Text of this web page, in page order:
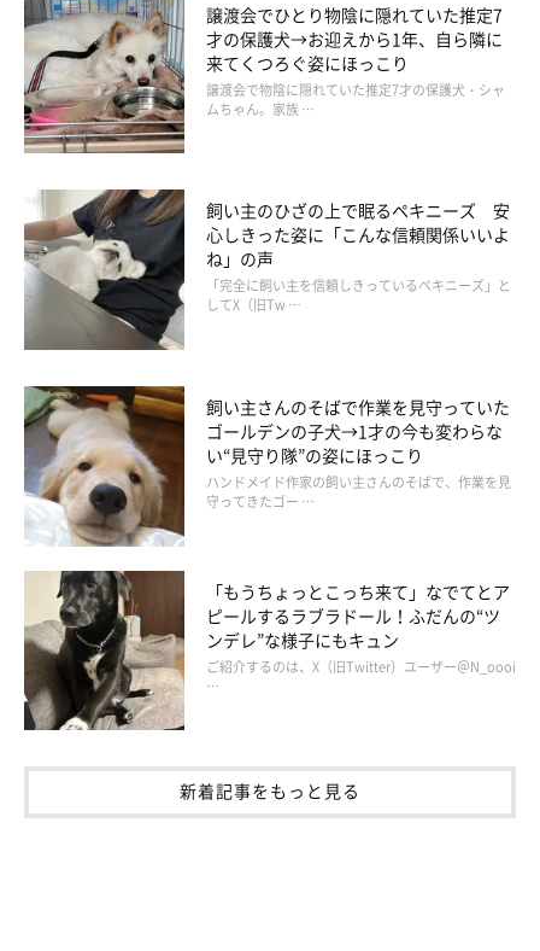
変身！でも恥ずかしい…
飼い主さんはワンちゃんの可愛い姿が大好きです。可愛いワンち
ゃんをさらに可愛くさせようとして、色々と小道具を用意するこ
ともあるでしょう。
MIXのモコくんはライオンに変身！飼い主さんはモコくんをもっ
と可愛くさせようとして、amazonで「ポチっ」とカートに入れ
てしまったのでしょうか。モコくんの失敗は飼い主さんの「ポチ
譲渡会でひとり物陰に隠れていた推定7
才の保護犬→お迎えから1年、自ら隣に
来てくつろぐ姿にほっこり
譲渡会で物陰に隠れていた推定7才の保護犬・シャ
ムちゃん。家族 …
飼い主のひざの上で眠るペキニーズ 安
心しきった姿に「こんな信頼関係いいよ
ね」の声
「完全に飼い主を信頼しきっているペキニーズ」と
してX（旧Tw …
飼い主さんのそばで作業を見守っていた
ゴールデンの子犬→1才の今も変わらな
い“見守り隊”の姿にほっこり
ハンドメイド作家の飼い主さんのそばで、作業を見
守ってきたゴー …
「もうちょっとこっち来て」なでてとア
ピールするラブラドール！ふだんの“ツ
ンデレ”な様子にもキュン
ご紹介するのは、X（旧Twitter）ユーザー＠N_oooi
…
新着記事をもっと見る